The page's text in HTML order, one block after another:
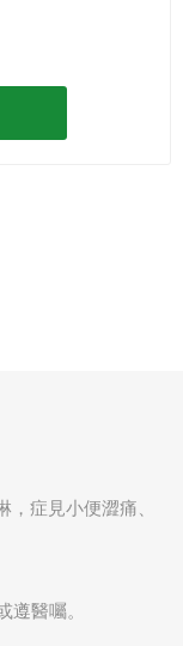
症見小便澀痛、
醫囑。